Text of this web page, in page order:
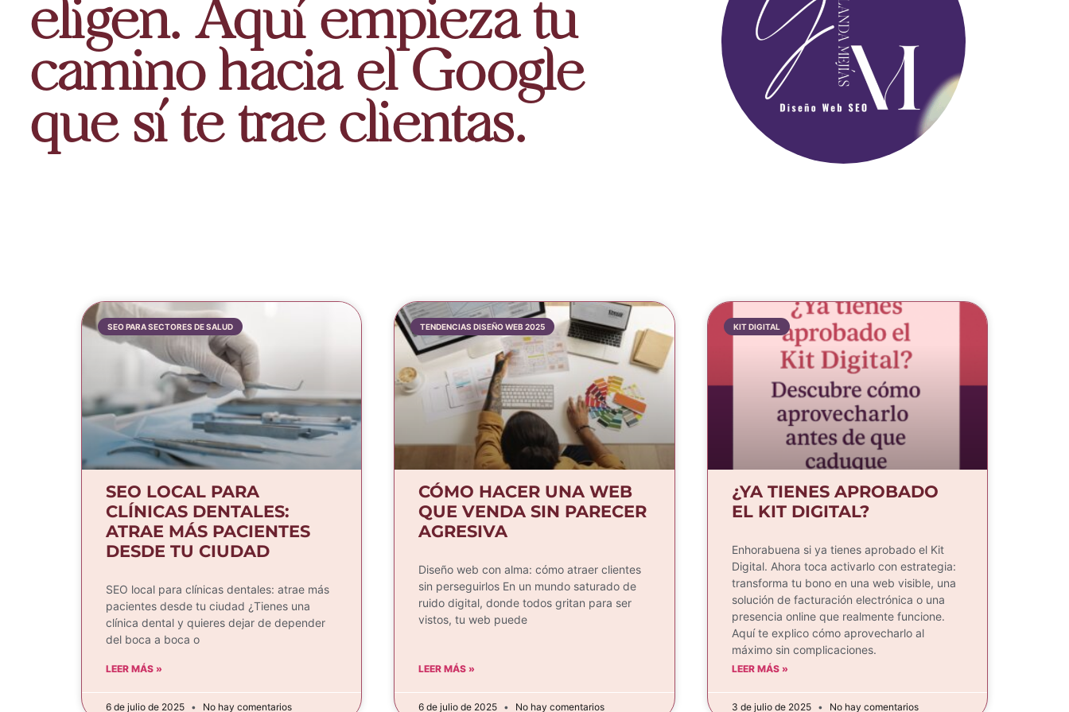
eligen. Aquí empieza tu
camino hacia el Google
que sí te trae clientas.
SEO PARA SECTORES DE SALUD
SEO LOCAL PARA
CLÍNICAS DENTALES:
ATRAE MÁS PACIENTES
DESDE TU CIUDAD
SEO local para clínicas dentales: atrae más
pacientes desde tu ciudad ¿Tienes una
clínica dental y quieres dejar de depender
del boca a boca o
LEER MÁS »
6 de julio de 2025 No hay comentarios
TENDENCIAS DISEÑO WEB 2025
CÓMO HACER UNA WEB
QUE VENDA SIN PARECER
AGRESIVA
Diseño web con alma: cómo atraer clientes
sin perseguirlos En un mundo saturado de
ruido digital, donde todos gritan para ser
vistos, tu web puede
LEER MÁS »
6 de julio de 2025 No hay comentarios
KIT DIGITAL
¿YA TIENES APROBADO
EL KIT DIGITAL?
Enhorabuena si ya tienes aprobado el Kit
Digital. Ahora toca activarlo con estrategia:
transforma tu bono en una web visible, una
solución de facturación electrónica o una
presencia online que realmente funcione.
Aquí te explico cómo aprovecharlo al
máximo sin complicaciones.
LEER MÁS »
3 de julio de 2025 No hay comentarios